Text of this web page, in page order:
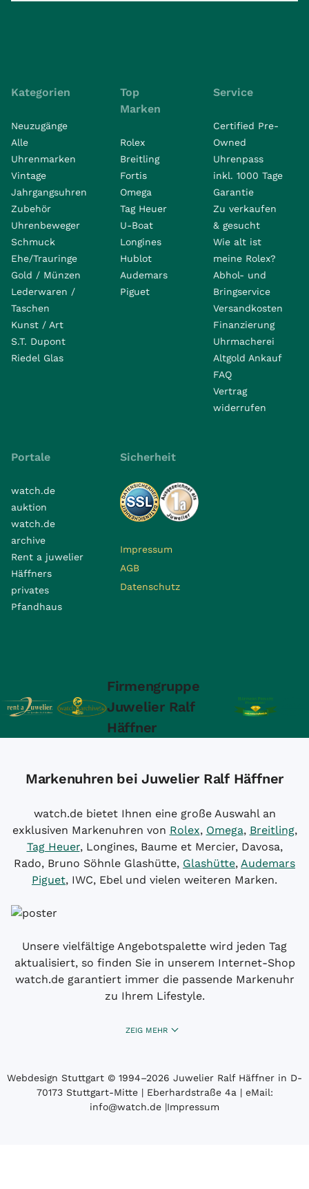
Kategorien
Neuzugänge
Alle
Uhrenmarken
Vintage
Jahrgangsuhren
Zubehör
Uhrenbeweger
Schmuck
Ehe/Trauringe
Gold / Münzen
Lederwaren /
Taschen
Kunst / Art
S.T. Dupont
Riedel Glas
Top
Marken
Rolex
Breitling
Fortis
Omega
Tag Heuer
U-Boat
Longines
Hublot
Audemars
Piguet
Service
Certified Pre-
Owned
Uhrenpass
inkl. 1000 Tage
Garantie
Zu verkaufen
& gesucht
Wie alt ist
meine Rolex?
Abhol- und
Bringservice
Versandkosten
Finanzierung
Uhrmacherei
Altgold Ankauf
FAQ
Vertrag
widerrufen
Portale
watch.de
auktion
watch.de
archive
Rent a juwelier
Häffners
privates
Pfandhaus
Sicherheit
Impressum
AGB
Datenschutz
Firmengruppe
Juwelier Ralf
Häffner
Markenuhren bei Juwelier Ralf Häffner
watch.de bietet Ihnen eine große Auswahl an
exklusiven Markenuhren von Rolex, Omega, Breitling,
Tag Heuer, Longines, Baume et Mercier, Davosa,
Rado, Bruno Söhnle Glashütte, Glashütte, Audemars
Piguet, IWC, Ebel und vielen weiteren Marken.
Unsere vielfältige Angebotspalette wird jeden Tag
aktualisiert, so finden Sie in unserem Internet-Shop
watch.de garantiert immer die passende Markenuhr
zu Ihrem Lifestyle.
ZEIG MEHR
Webdesign Stuttgart © 1994­–2026 Juwelier Ralf Häffner in D-
70173 Stuttgart-Mitte | Eberhardstraße 4a | eMail:
info@watch.de |Impressum